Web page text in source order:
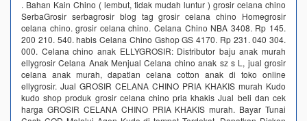
. Bahan Kain Chino ( lembut, tidak mudah luntur ) grosir celana chino
SerbaGrosir serbagrosir blog tag grosir celana chino Homegrosir
celana chino. grosir celana chino. Celana Chino NBA 3408. Rp 145.
200 210. 540. habis Celana Chino Gshop GS 4170. Rp 231. 040 304.
000. Celana chino anak ELLYGROSIR: Distributor baju anak murah
ellygrosir Celana Anak Menjual Celana chino anak sz s L, jual grosir
celana anak murah, dapatlan celana cotton anak di toko online
ellygrosir. Jual GROSIR CELANA CHINO PRIA KHAKIS murah Kudo
kudo shop produk grosir celana chino pria khakis Jual beli dan cek
harga GROSIR CELANA CHINO PRIA KHAKIS murah. Bayar Tunai